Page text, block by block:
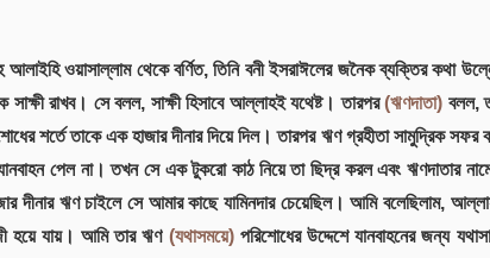
আলাইহি ওয়াসাল্লাম থেকে বর্ণিত, তিনি বনী ইসরাঈলের জনৈক ব্যক্তির
রাখব। সে বলল, সাক্ষী হিসাবে আল্লাহই যথেষ্ট। তারপর(ঋণদাতা) বলল,
শর্তে তাকে এক হাজার দীনার দিয়ে দিল। তারপর ঋণ গ্রহীতা সামুদ্রিক
পেল না। তখন সে এক টুকরো কাঠ নিয়ে তা ছিদ্র করল এবং ঋণদাতার
ঋণ চাইলে সে আমার কাছে যামিনদার চেয়েছিল। আমি বলেছিলাম,
হয়ে যায়। আমি তার ঋণ (যথাসময়ে)পরিশোধের উদ্দেশে যানবাহনের জন্য